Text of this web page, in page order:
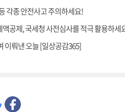
각종 안전사고 주의하세요!
공제, 국세청 사전심사를 적극 활용하세
이뤄낸 오늘 [일상공감365]